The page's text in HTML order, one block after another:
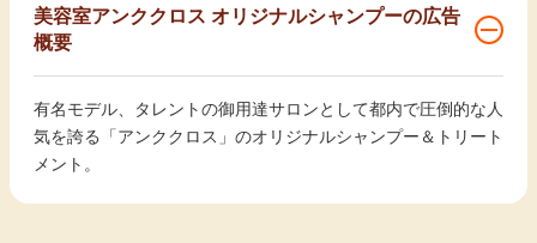
美容室アンククロス オリジナルシャンプーの広告
概要
有名モデル、タレントの御用達サロンとして都内で圧倒的な人
気を誇る「アンククロス」のオリジナルシャンプー＆トリート
メント。